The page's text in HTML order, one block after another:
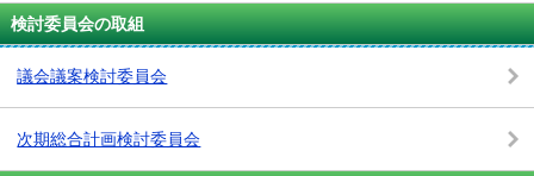
検討委員会の取組
議会議案検討委員会
次期総合計画検討委員会